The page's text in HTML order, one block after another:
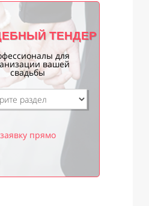
ТЕНДЕР
для
вашей
свадьбы
прямо